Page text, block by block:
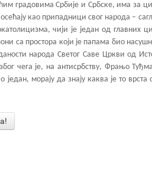
градовима Србије и Србске, има за
као припадници свог народа –
чији је један од главних
са простора који је папама био
народа Светог Саве Цркви од
чега је, на антисрбству, Фрањо
морају да знају каква је то врста